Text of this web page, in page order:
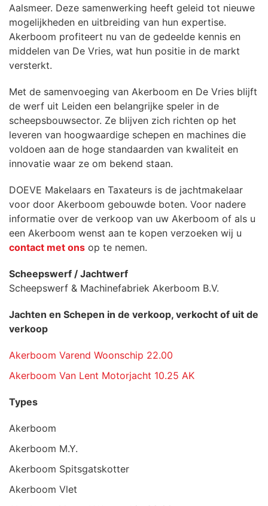
Aalsmeer. Deze samenwerking heeft geleid tot nieuwe
mogelijkheden en uitbreiding van hun expertise.
Akerboom profiteert nu van de gedeelde kennis en
middelen van De Vries, wat hun positie in de markt
versterkt.
Met de samenvoeging van Akerboom en De Vries blijft
de werf uit Leiden een belangrijke speler in de
scheepsbouwsector. Ze blijven zich richten op het
leveren van hoogwaardige schepen en machines die
voldoen aan de hoge standaarden van kwaliteit en
innovatie waar ze om bekend staan.
DOEVE Makelaars en Taxateurs is de jachtmakelaar
voor door Akerboom gebouwde boten. Voor nadere
informatie over de verkoop van uw Akerboom of als u
een Akerboom wenst aan te kopen verzoeken wij u
contact met ons op te nemen.
Scheepswerf / Jachtwerf
Scheepswerf & Machinefabriek Akerboom B.V.
Jachten en Schepen in de verkoop, verkocht of uit de
verkoop
Akerboom Varend Woonschip 22.00
Akerboom Van Lent Motorjacht 10.25 AK
Types
Akerboom
Akerboom M.Y.
Akerboom Spitsgatskotter
Akerboom Vlet